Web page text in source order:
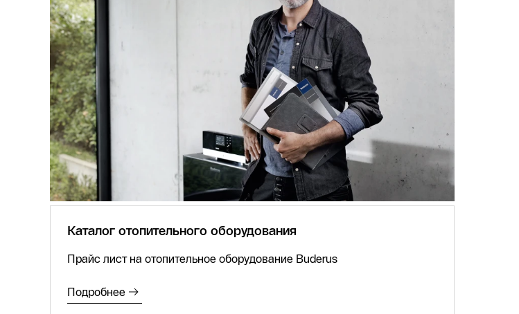
Каталог отопительного оборудования
Прайс лист на отопительное оборудование Buderus
Подробнее